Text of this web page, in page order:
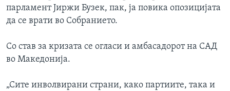
парламент Јиржи Бузек, пак, ја повика опозицијата
да се врати во Собранието.
Со став за кризата се огласи и амбасадорот на САД
во Македонија.
„Сите инволвирани страни, како партиите, така и